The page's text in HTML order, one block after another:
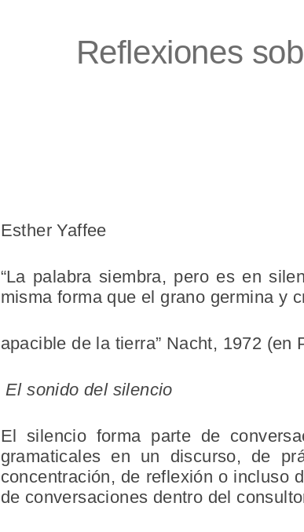
Reflexiones
Esther Yaffee
“La palabra siembra, pero es en
misma forma que el grano germina y
apacible de la tierra” Nacht, 1972 (en
El sonido del silencio
El silencio forma parte de
gramaticales en un discurso, de
concentración, de reflexión o incluso
de conversaciones dentro del